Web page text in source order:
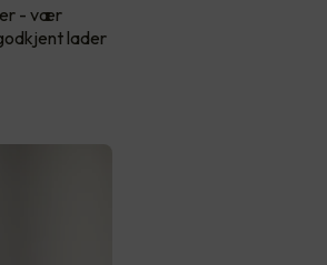
- vær
lader